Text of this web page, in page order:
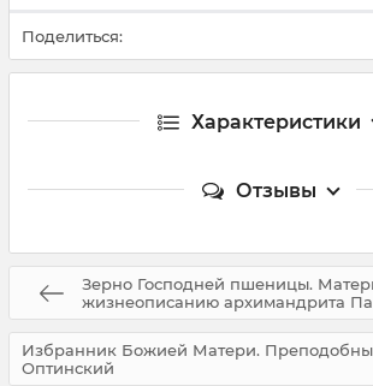
Поделиться:
Характеристики
Отзывы
Зерно Господней пшеницы.
жизнеописанию архимандрита
Избранник Божией Матери.
Оптинский